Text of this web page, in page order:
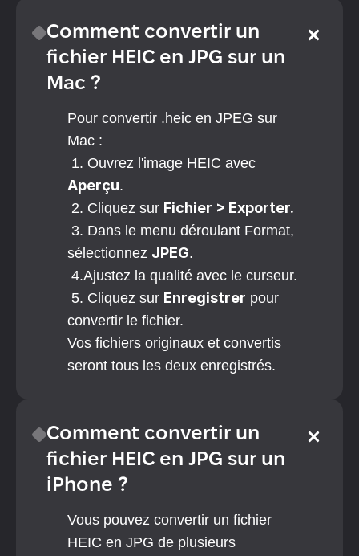
Comment convertir un
fichier HEIC en JPG sur un
Mac ?
Pour convertir .heic en JPEG sur
Mac :
Aperçu.
2. Cliquez sur Fichier > Exporter.
sélectionnez JPEG.
4.Ajustez la qualité avec le curseur.
5. Cliquez sur Enregistrer pour
convertir le fichier.
Vos fichiers originaux et convertis
seront tous les deux enregistrés.
Comment convertir un
fichier HEIC en JPG sur un
iPhone ?
Vous pouvez convertir un fichier
HEIC en JPG de plusieurs